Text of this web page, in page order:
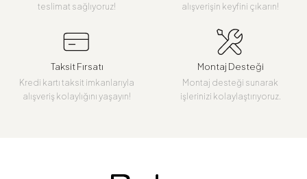
teslimat sağlıyoruz!
alışverişin keyfini çıkarın!
Taksit Fırsatı
Kredi kartı taksit imkanlarıyla
alışveriş kolaylığını yaşayın!
Montaj Desteği
Montaj desteği sunarak
işlerinizi kolaylaştırıyoruz.